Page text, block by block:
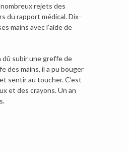
rejets des
du rapport médical. Dix-
mains avec l’aide de
dû subir une greffe de
des mains, il a pu bouger
sentir au toucher. C’est
et des crayons. Un an